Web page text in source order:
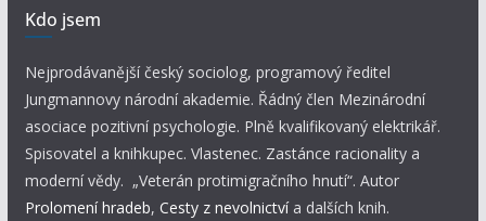
Kdo jsem
Nejprodávanější český sociolog, programový ředitel
Jungmannovy národní akademie. Řádný člen Mezinárodní
asociace pozitivní psychologie. Plně kvalifikovaný elektrikář.
Spisovatel a knihkupec. Vlastenec. Zastánce racionality a
moderní vědy. „Veterán protimigračního hnutí“. Autor
Prolomení hradeb, Cesty z nevolnictví a dalších knih.